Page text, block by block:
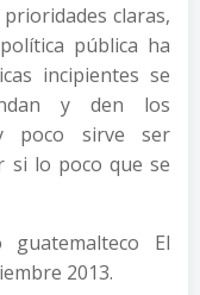
claras,
pública ha
incipientes se
y den los
poco sirve ser
si lo poco que se
El
2013.